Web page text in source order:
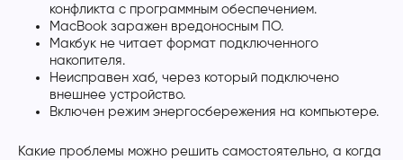
конфликта с программным обеспечением.
MacBook заражен вредоносным ПО.
Макбук не читает формат подключенного
накопителя.
Неисправен хаб, через который подключено
внешнее устройство.
Включен режим энергосбережения на компьютере.
Какие проблемы можно решить самостоятельно, а когда